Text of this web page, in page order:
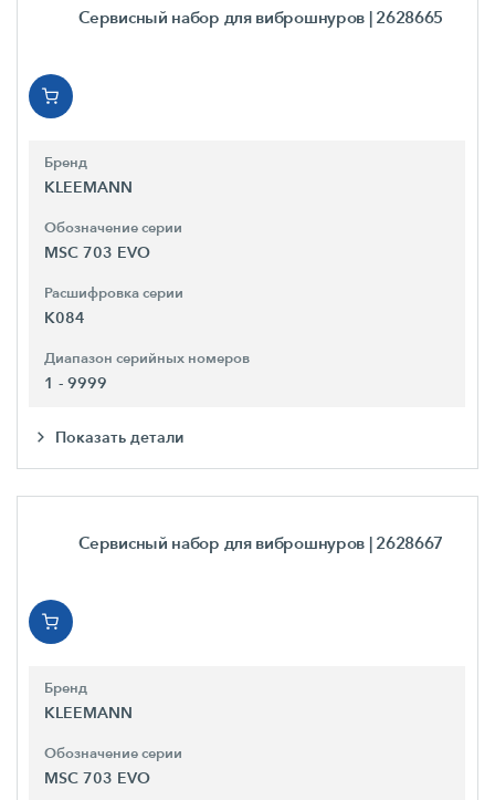
Сервисный набор для виброшнуров | 2628665
Бренд
KLEEMANN
Обозначение серии
MSC 703 EVO
Расшифровка серии
K084
Диапазон серийных номеров
1 - 9999
Показать детали
Сервисный набор для виброшнуров | 2628667
Бренд
KLEEMANN
Обозначение серии
MSC 703 EVO